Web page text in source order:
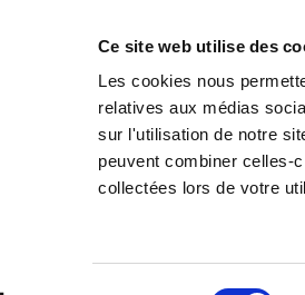
Ce site web utilise des
Les cookies nous
relatives aux médias
sur l'utilisation de notre
peuvent combiner celles-
collectées lors de votre
Les institutions politiques françaises